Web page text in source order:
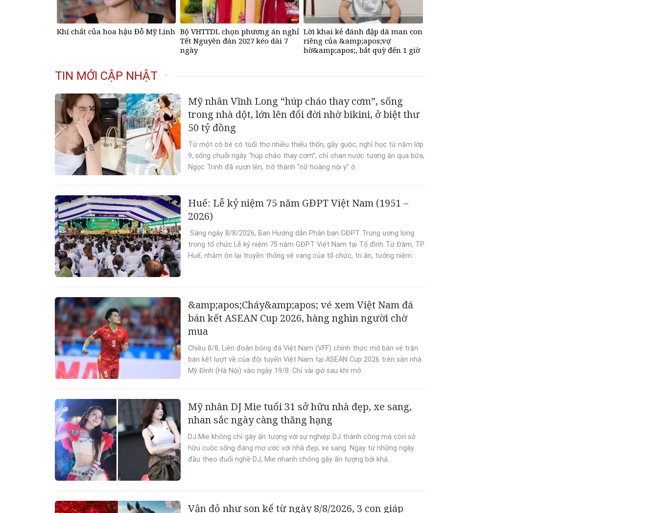
Khí chất của hoa hậu Đỗ Mỹ Linh Bộ VHTTDL chọn phương án nghỉ
Tết Nguyên đán 2027 kéo dài 7
ngày
Lời khai kẻ đánh đập dã man con
riêng của &amp;apos;vợ
hờ&amp;apos;, bắt quỳ đến 1 giờ
TIN MỚI CẬP NHẬT
Mỹ nhân Vĩnh Long “húp cháo thay cơm”, sống
trong nhà dột, lớn lên đổi đời nhờ bikini, ở biệt thư
50 tỷ đồng
Từ một cô bé có tuổi thơ nhiều thiếu thốn, gầy guộc, nghỉ học từ năm lớp
9, sống chuỗi ngày “húp cháo thay cơm”, chỉ chan nước tương ăn qua bữa,
Ngọc Trinh đã vươn lên, trở thành “nữ hoàng nội y” ở...
Huế: Lễ kỷ niệm 75 năm GĐPT Việt Nam (1951 –
2026)
Sáng ngày 8/8/2026, Ban Hướng dẫn Phân ban GĐPT Trung ương long
trọng tổ chức Lễ kỷ niệm 75 năm GĐPT Việt Nam tại Tổ đình Từ Đàm, TP.
Huế, nhằm ôn lại truyền thống vẻ vang của tổ chức, tri ân, tưởng niệm...
&amp;apos;Cháy&amp;apos; vé xem Việt Nam đá
bán kết ASEAN Cup 2026, hàng nghìn người chờ
mua
Chiều 8/8, Liên đoàn bóng đá Việt Nam (VFF) chính thức mở bán vé trận
bán kết lượt về của đội tuyển Việt Nam tại ASEAN Cup 2026 trên sân nhà
Mỹ Đình (Hà Nội) vào ngày 19/8. Chỉ vài giờ sau khi mở...
Mỹ nhân DJ Mie tuổi 31 sở hữu nhà đẹp, xe sang,
nhan sắc ngày càng thăng hạng
DJ Mie không chỉ gây ấn tượng với sự nghiệp DJ thành công mà còn sở
hữu cuộc sống đáng mơ ước với nhà đẹp, xe sang. Ngay từ những ngày
đầu theo đuổi nghề DJ, Mie nhanh chóng gây ấn tượng bởi khả...
Vận đỏ như son kể từ ngày 8/8/2026, 3 con giáp